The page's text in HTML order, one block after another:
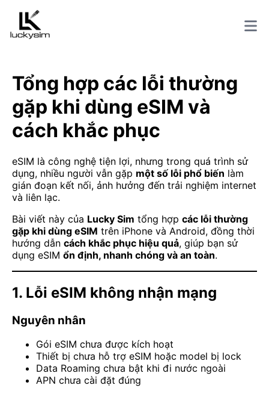
Tổng hợp các lỗi thường
gặp khi dùng eSIM và
cách khắc phục
eSIM là công nghệ tiện lợi, nhưng trong quá trình sử
dụng, nhiều người vẫn gặp một số lỗi phổ biến làm
gián đoạn kết nối, ảnh hưởng đến trải nghiệm internet
và liên lạc.
Bài viết này của Lucky Sim tổng hợp các lỗi thường
gặp khi dùng eSIM trên iPhone và Android, đồng thời
hướng dẫn cách khắc phục hiệu quả, giúp bạn sử
dụng eSIM ổn định, nhanh chóng và an toàn.
1. Lỗi eSIM không nhận mạng
Nguyên nhân
Gói eSIM chưa được kích hoạt
Thiết bị chưa hỗ trợ eSIM hoặc model bị lock
Data Roaming chưa bật khi đi nước ngoài
APN chưa cài đặt đúng